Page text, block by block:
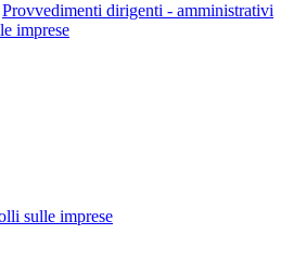
Provvedimenti dirigenti - amministrativi
imprese
sulle imprese